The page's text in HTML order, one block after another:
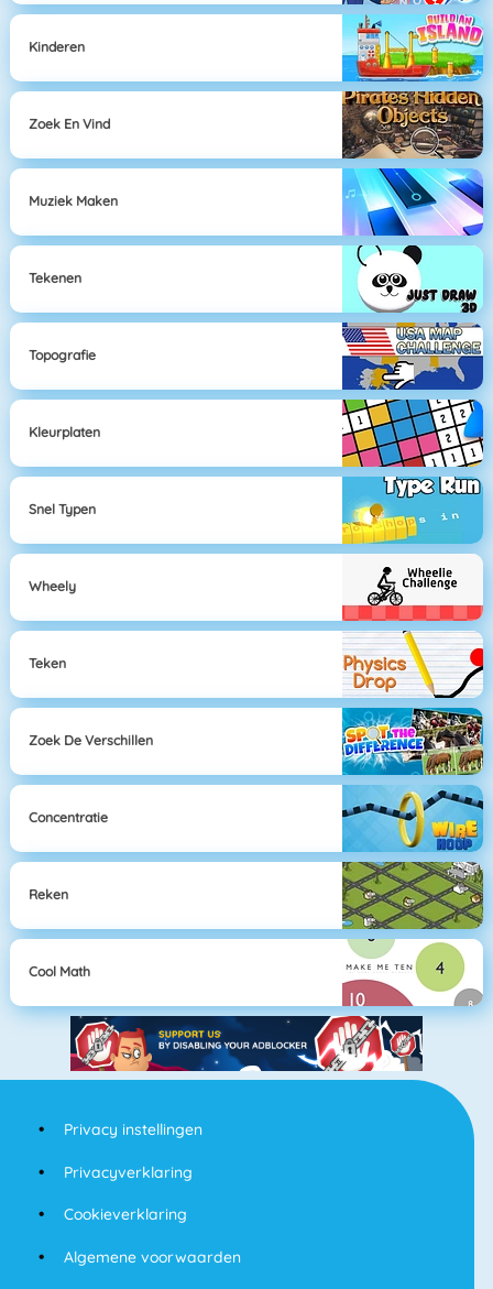
Kinderen
Zoek En Vind
Muziek Maken
Tekenen
Topografie
Kleurplaten
Snel Typen
Wheely
Teken
Zoek De Verschillen
Concentratie
Reken
Cool Math
Privacy instellingen
Privacyverklaring
Cookieverklaring
Algemene voorwaarden